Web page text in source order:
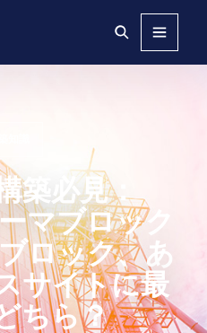
メニュー
知識
築必見：
マブロック
ロック、あ
サイトに最
ちら？